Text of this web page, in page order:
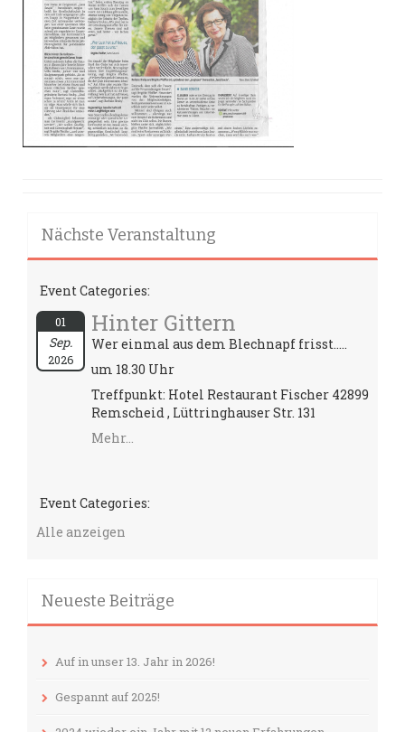
Nächste Veranstaltung
Event Categories:
01
Sep.
2026
Hinter Gittern
Wer einmal aus dem Blechnapf frisst.....
um 18.30 Uhr
Treffpunkt: Hotel Restaurant Fischer 42899
Remscheid , Lüttringhauser Str. 131
Mehr...
Event Categories:
Alle anzeigen
Neueste Beiträge
Auf in unser 13. Jahr in 2026!
Gespannt auf 2025!